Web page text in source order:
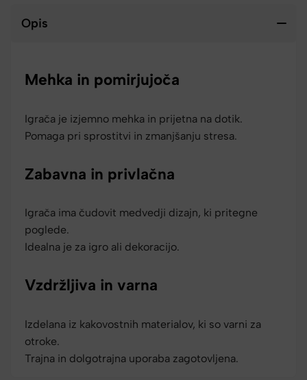
Opis
Mehka in pomirjujoča
Igrača je izjemno mehka in prijetna na dotik.
Pomaga pri sprostitvi in zmanjšanju stresa.
Zabavna in privlačna
Igrača ima čudovit medvedji dizajn, ki pritegne
poglede.
Idealna je za igro ali dekoracijo.
Vzdržljiva in varna
Izdelana iz kakovostnih materialov, ki so varni za
otroke.
Trajna in dolgotrajna uporaba zagotovljena.